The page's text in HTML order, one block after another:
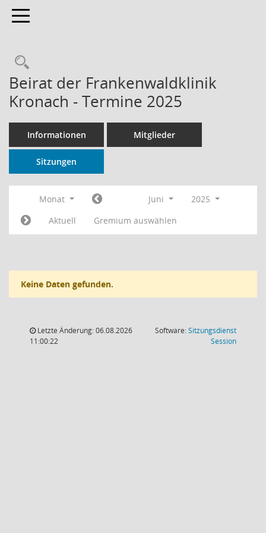
Toggle navigation
Rechercheauswahl
Beirat der Frankenwaldklinik
Kronach - Termine 2025
Informationen Mitglieder
Sitzungen
Monat Juni
2025
Aktuell
Gremium auswählen
Keine Daten gefunden.
Letzte Änderung: 06.08.2026
11:00:22
Software:Sitzungsdienst
Session(Wird in